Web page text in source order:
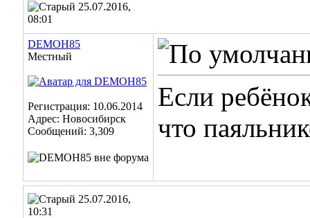
25.07.2016,
08:01
DEMOH85
Местный
Регистрация: 10.06.2014
Адрес: Новосибирск
Сообщений: 3,309
Если
что
25.07.2016,
10:31